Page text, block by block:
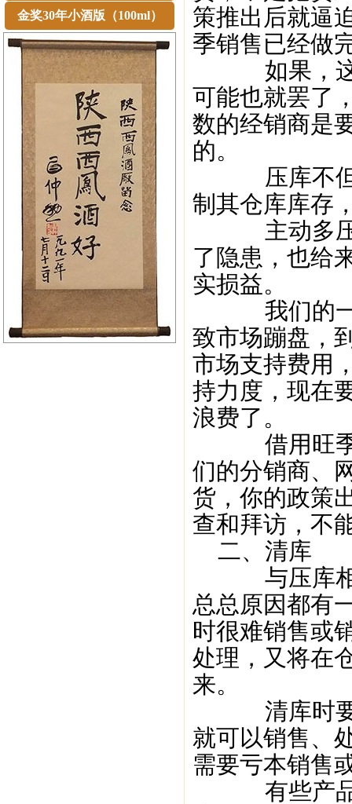
金奖30年小酒版（100ml）
策推出后就逼
季销售已经做
如果，这个
可能也就罢了
数的经销商是
的。
压库不但不
制其仓库库存
主动多压库
了隐患，也给
实损益。
我们的一个
致市场蹦盘，
市场支持费用
持力度，现在
浪费了。
借用旺季主
们的分销商、
货，你的政策
查和拜访，不
二、清库
与压库相对
总总原因都有
时很难销售或
处理，又将在
来。
清库时要对
就可以销售、
需要亏本销售
有些产品放